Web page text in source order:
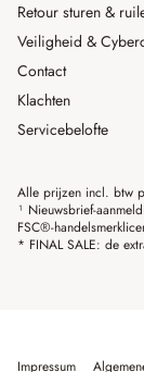
Retour sturen &
Veiligheid &
Contact
Klachten
Servicebelofte
Alle prijzen incl. btw
¹ Nieuwsbrief-
FSC®-
* FINAL SALE: de
Impressum